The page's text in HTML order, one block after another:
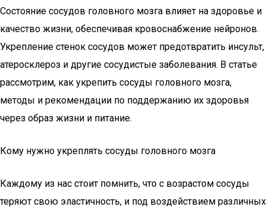
Состояние сосудов головного мозга влияет на здоровье и
качество жизни, обеспечивая кровоснабжение нейронов.
Укрепление стенок сосудов может предотвратить инсульт,
атеросклероз и другие сосудистые заболевания. В статье
рассмотрим, как укрепить сосуды головного мозга,
методы и рекомендации по поддержанию их здоровья
через образ жизни и питание.
Кому нужно укреплять сосуды головного мозга
Каждому из нас стоит помнить, что с возрастом сосуды
теряют свою эластичность, и под воздействием различных